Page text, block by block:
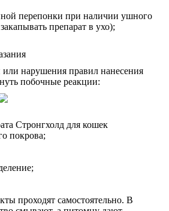
перепонки при наличии ушного
препарат в ухо);
или нарушения правил нанесения
побочные реакции:
Стронгхолд для кошек
покрова;
проходят самостоятельно. В